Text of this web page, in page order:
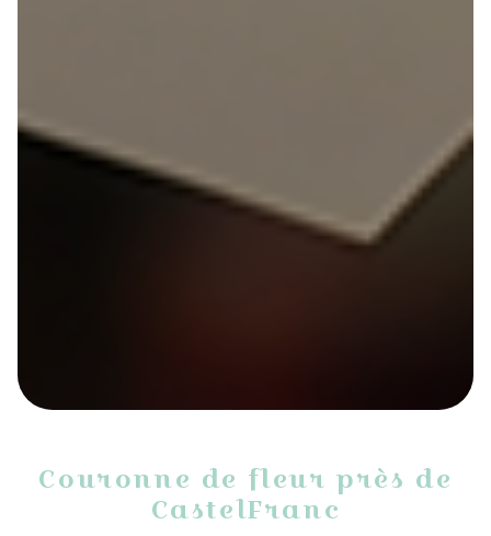
Couronne de fleur près de
CastelFranc